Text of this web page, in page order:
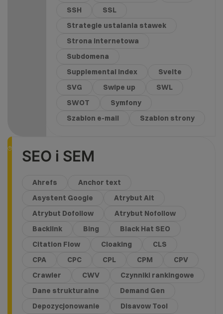
SSH
SSL
Strategie ustalania stawek
Strona internetowa
Subdomena
Supplemental index
Svelte
SVG
Swipe up
SWL
SWOT
Symfony
Szablon e-mail
Szablon strony
SEO i SEM
Ahrefs
Anchor text
Asystent Google
Atrybut Alt
Atrybut Dofollow
Atrybut Nofollow
Backlink
Bing
Black Hat SEO
Citation Flow
Cloaking
CLS
CPA
CPC CPL CPM
CPV
Crawler
CWV
Czynniki rankingowe
Dane strukturalne
Demand Gen
Depozycjonowanie
Disavow Tool